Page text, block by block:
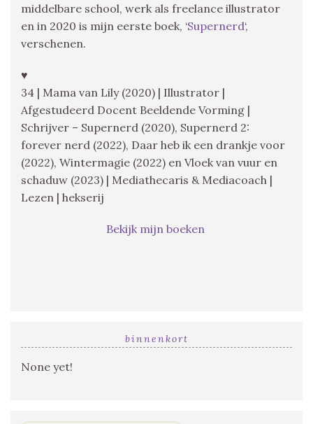
middelbare school, werk als freelance illustrator
en in 2020 is mijn eerste boek, ‘Supernerd‘,
verschenen.
♥
34 | Mama van Lily (2020) | Illustrator |
Afgestudeerd Docent Beeldende Vorming |
Schrijver – Supernerd (2020), Supernerd 2:
forever nerd (2022), Daar heb ik een drankje voor
(2022), Wintermagie (2022) en Vloek van vuur en
schaduw (2023) | Mediathecaris & Mediacoach |
Lezen | hekserij
Bekijk mijn boeken
binnenkort
None yet!